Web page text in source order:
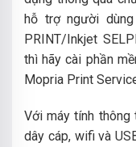
hỗ trợ người
PRINT/Inkjet
thì hãy cài phần
Mopria Print
Với máy tính
dây cáp, wifi và